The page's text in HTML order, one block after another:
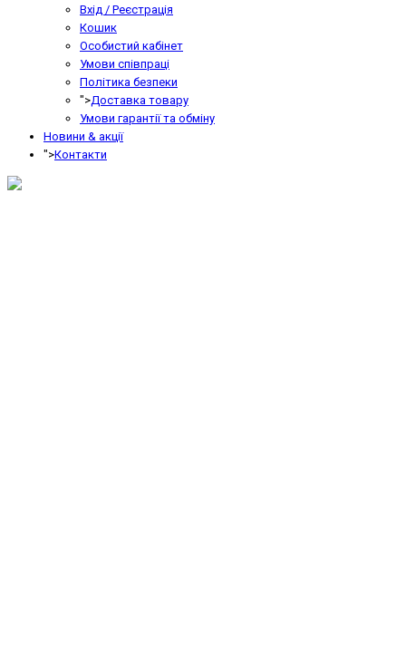
Вхід / Реєстрація
Кошик
Особистий кабінет
Умови співпраці
Політика безпеки
">Доставка товару
Умови гарантії та обміну
Новини & акції
">Контакти